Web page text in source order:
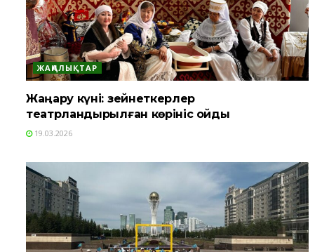
ЖАҢАЛЫҚТАР
Жаңару күні: зейнеткерлер
театрландырылған көрініс қойды
19.03.2026